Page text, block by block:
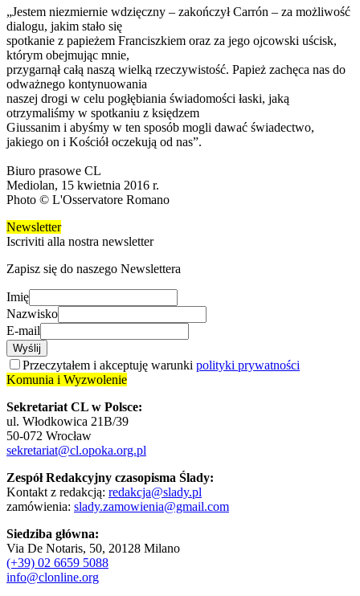
„Jestem niezmiernie wdzięczny – zakończył Carrón – za możliwość
dialogu, jakim stało się
spotkanie z papieżem Franciszkiem oraz za jego ojcowski uścisk,
którym obejmując mnie,
przygarnął całą naszą wielką rzeczywistość. Papież zachęca nas do
odważnego kontynuowania
naszej drogi w celu pogłębiania świadomości łaski, jaką
otrzymaliśmy w spotkaniu z księdzem
Giussanim i abyśmy w ten sposób mogli dawać świadectwo,
jakiego on i Kościół oczekują od nas”.
Biuro prasowe CL
Mediolan, 15 kwietnia 2016 r.
Photo © L'Osservatore Romano
Newsletter
Iscriviti alla nostra newsletter
Zapisz się do naszego Newslettera
Imię
Nazwisko
E-mail
Wyślij
Przeczytałem i akceptuję warunki polityki prywatności
Komunia i Wyzwolenie
Sekretariat CL w Polsce:
ul. Włodkowica 21B/39
50-072 Wrocław
sekretariat@cl.opoka.org.pl
Zespół Redakcyjny czasopisma Ślady:
Kontakt z redakcją: redakcja@slady.pl
zamówienia: slady.zamowienia@gmail.com
Siedziba główna:
Via De Notaris, 50, 20128 Milano
(+39) 02 6659 5088
info@clonline.org